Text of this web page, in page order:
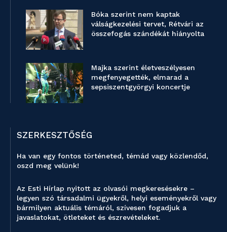
Bóka szerint nem kaptak
válságkezelési tervet, Rétvári az
összefogás szándékát hiányolta
Majka szerint életveszélyesen
megfenyegették, elmarad a
sepsiszentgyörgyi koncertje
SZERKESZTŐSÉG
Ha van egy fontos történeted, témád vagy közlendőd,
oszd meg velünk!
Az Esti Hírlap nyitott az olvasói megkeresésekre –
legyen szó társadalmi ügyekről, helyi eseményekről vagy
bármilyen aktuális témáról, szívesen fogadjuk a
javaslatokat, ötleteket és észrevételeket.